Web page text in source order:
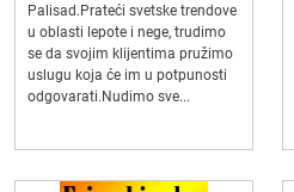
Palisad.Prateći svetske trendove
u oblasti lepote i nege, trudimo
se da svojim klijentima pružimo
uslugu koja će im u potpunosti
odgovarati.Nudimo sve...